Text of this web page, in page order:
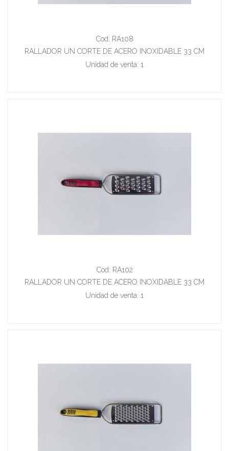
Cod: RA108
RALLADOR UN CORTE DE ACERO INOXIDABLE 33 CM
Unidad de venta: 1
Cod: RA102
RALLADOR UN CORTE DE ACERO INOXIDABLE 33 CM
Unidad de venta: 1